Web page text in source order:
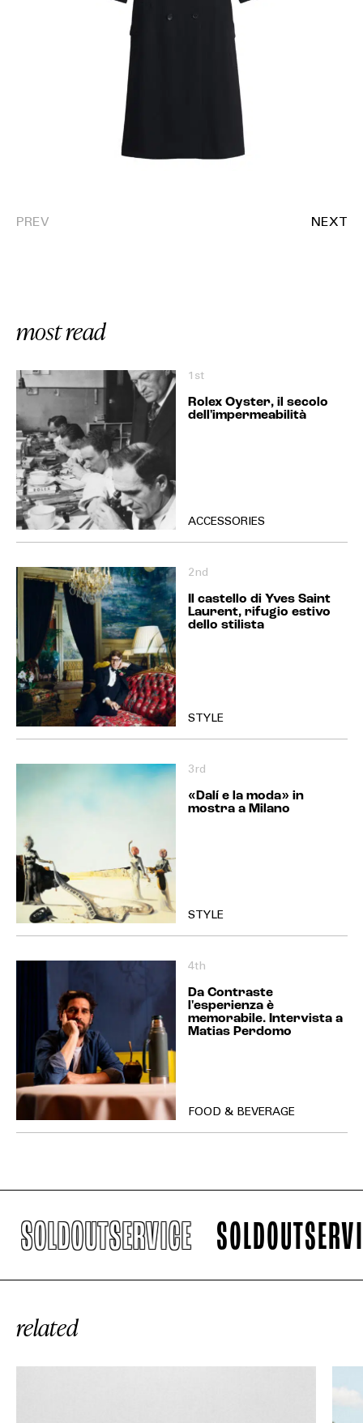
most read
1st
Rolex Oyster, il secolo
dell'impermeabilità
ACCESSORIES
2nd
Il castello di Yves Saint
Laurent, rifugio estivo
dello stilista
STYLE
3rd
«Dalí e la moda» in
mostra a Milano
STYLE
4th
Da Contraste
l'esperienza è
memorabile. Intervista a
Matias Perdomo
FOOD & BEVERAGE
SOLDOUTSERVICE
related